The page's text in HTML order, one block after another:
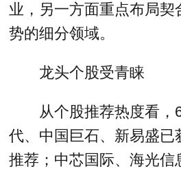
业，另一方面重点布局契
势的细分领域。
龙头个股受青睐
从个股推荐热度看，
代、中国巨石、新易盛已
推荐；中芯国际、海光信